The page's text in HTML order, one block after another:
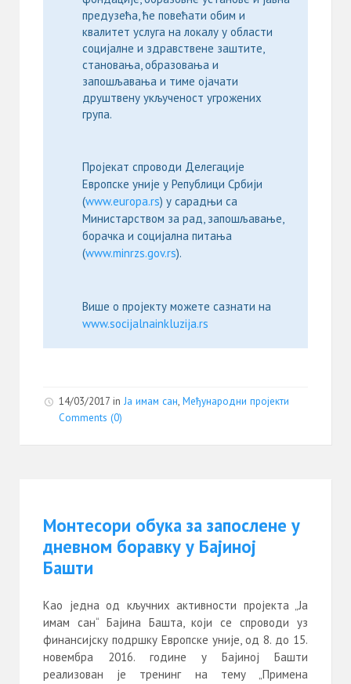
предузећа, ће повећати обим и
квалитет услуга на локалу у области
социјалне и здравствене заштите,
становања, образовања и
запошљавања и тиме ојачати
друштвену укљученост угрожених
група.
Пројекат спроводи Делегације
Европске уније у Републици Србији
(www.europa.rs) у сарадњи са
Министарством за рад, запошљавање,
борачка и социјална питања
(www.minrzs.gov.rs).
Више о пројекту можете сазнати на
www.socijalnainkluzija.rs
14/03/2017 in Ја имам сан, Међународни пројекти
Comments (0)
Монтесори обука за запослене у
дневном боравку у Бајиној
Башти
Као једна од кључних активности пројекта „Ја
имам сан“ Бајина Башта, који се спроводи уз
финансијску подршку Европске уније, од 8. до 15.
новембра 2016. године у Бајиној Башти
реализован је тренинг на тему „Примена